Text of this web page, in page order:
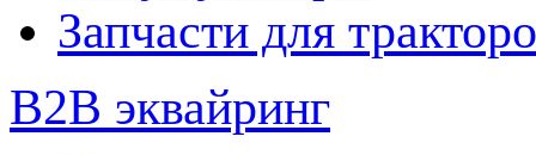
Запчасти для
B2B эквайринг